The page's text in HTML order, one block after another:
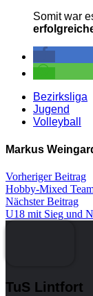
Somit war
Bezirksliga
Jugend
Volleyball
Markus
Vorheriger Beitrag
Hobby-Mixed
Nächster Beitrag
U18 mit Sieg und
TuS Lintfort